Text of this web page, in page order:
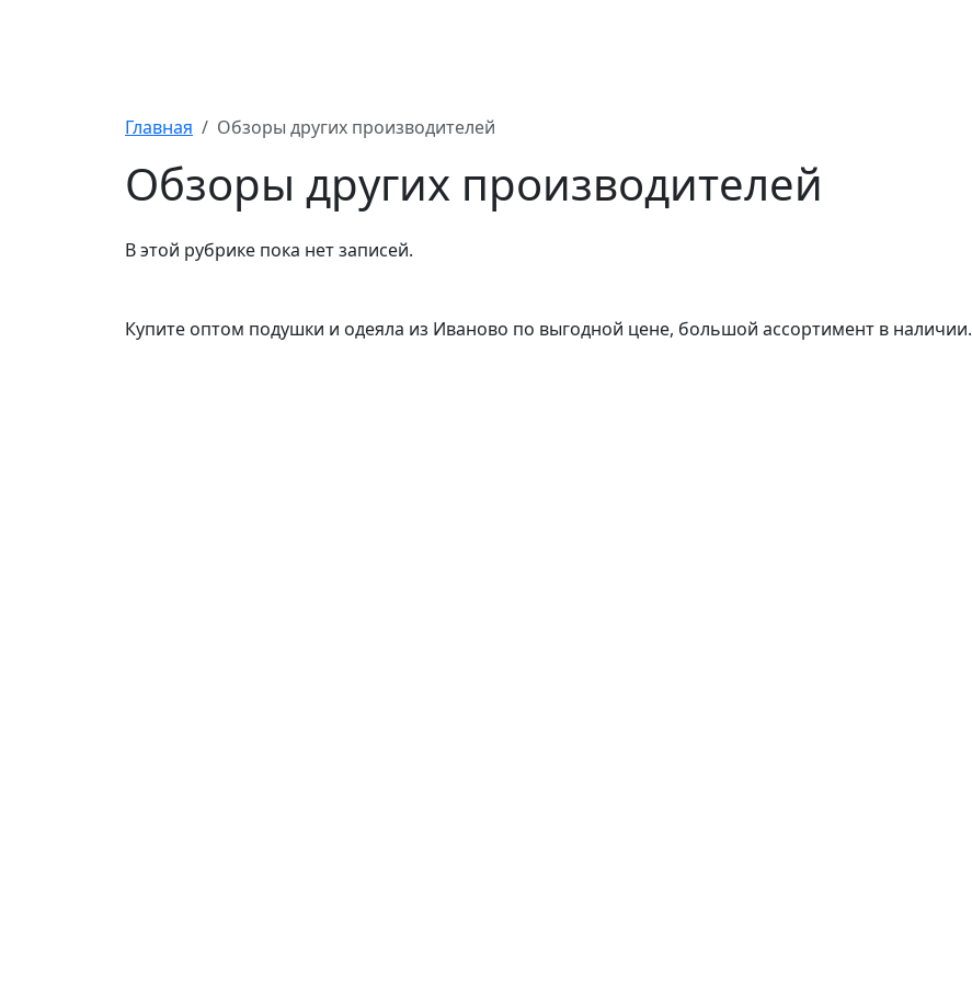
Главная Обзоры других производителей
Обзоры других производителей
В этой рубрике пока нет записей.
Купите оптом подушки и одеяла из Иваново по выгодной цене, большой ассортимент в наличии.